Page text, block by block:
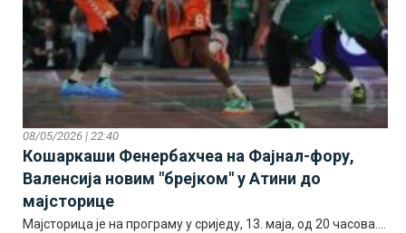
08/05/2026 | 22:40
Кошаркаши Фенербахчеа на Фајнал-фору,
Валенсија новим "брејком" у Атини до
мајсторице
Мајсторица је на програму у сриједу, 13. маја, од 20 часова....